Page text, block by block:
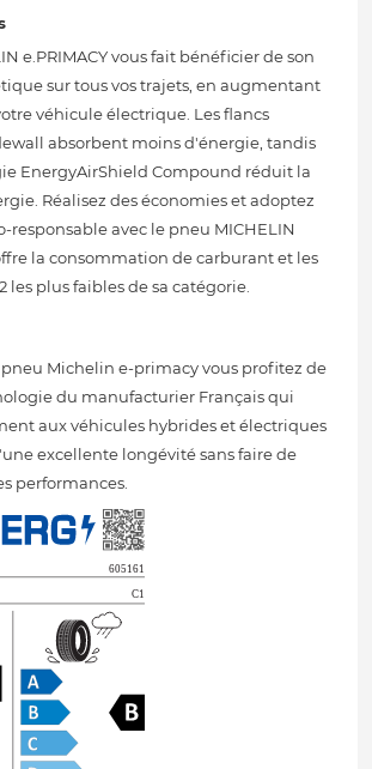
e.PRIMACY vous fait bénéficier de son
sur tous vos trajets, en augmentant
véhicule électrique. Les flancs
absorbent moins d'énergie, tandis
EnergyAirShield Compound réduit la
Réalisez des économies et adoptez
responsable avec le pneu MICHELIN
la consommation de carburant et les
les plus faibles de sa catégorie.
Michelin e-primacy vous profitez de
du manufacturier Français qui
aux véhicules hybrides et électriques
excellente longévité sans faire de
performances.